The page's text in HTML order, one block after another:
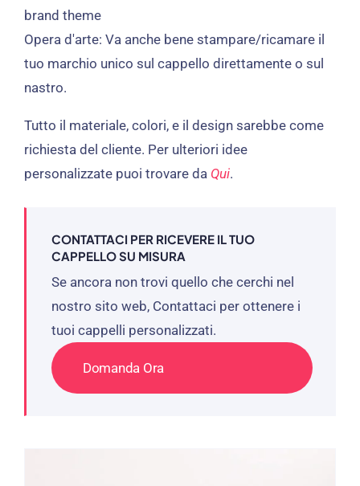
brand theme
Opera d'arte: Va anche bene stampare/ricamare il
tuo marchio unico sul cappello direttamente o sul
nastro.
Tutto il materiale, colori, e il design sarebbe come
richiesta del cliente. Per ulteriori idee
personalizzate puoi trovare da Qui.
CONTATTACI PER RICEVERE IL TUO
CAPPELLO SU MISURA
Se ancora non trovi quello che cerchi nel
nostro sito web, Contattaci per ottenere i
tuoi cappelli personalizzati.
Domanda Ora